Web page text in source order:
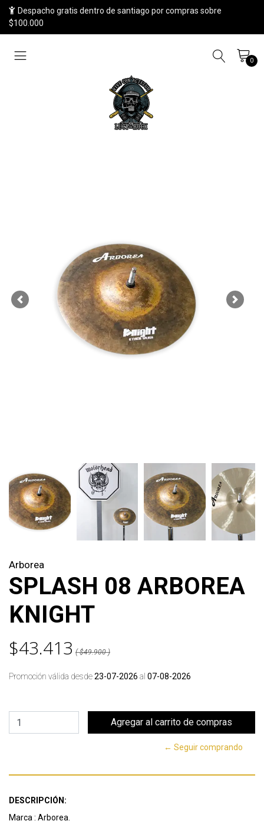
Despacho gratis dentro de santiago por compras sobre
$100.000
0
Previous Next
Arborea
SPLASH 08 ARBOREA
KNIGHT
$43.413 ( $49.900 )
Promoción válida desde23-07-2026 al 07-08-2026
← Seguir comprando
DESCRIPCIÓN:
Marca : Arborea.